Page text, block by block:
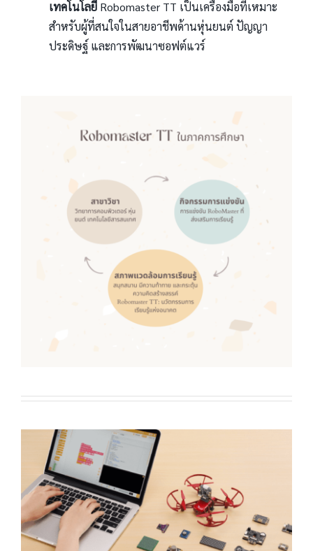
เทคโนโลยีRobomaster TT เป็นเครื่องมือที่เหมาะ
สำหรับผู้ที่สนใจในสายอาชีพด้านหุ่นยนต์ ปัญญา
ประดิษฐ์ และการพัฒนาซอฟต์แวร์